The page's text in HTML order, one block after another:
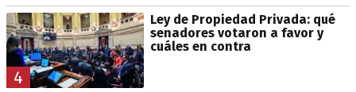
4
Ley de Propiedad Privada: qué
senadores votaron a favor y
cuáles en contra